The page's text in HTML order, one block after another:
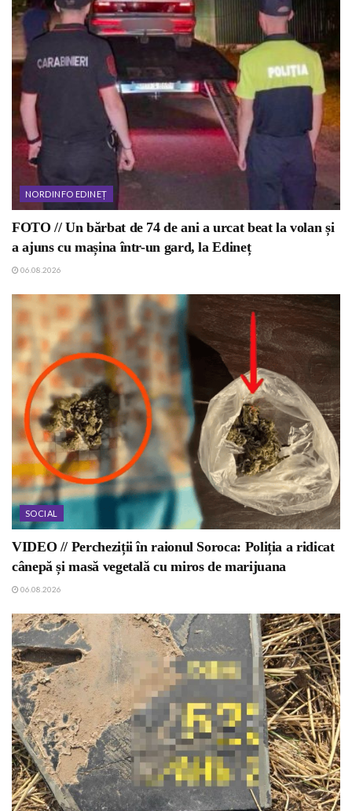
NORDINFO EDINEȚ
FOTO // Un bărbat de 74 de ani a urcat beat la volan și
a ajuns cu mașina într-un gard, la Edineț
06.08.2026
SOCIAL
VIDEO // Percheziții în raionul Soroca: Poliția a ridicat
cânepă și masă vegetală cu miros de marijuana
06.08.2026